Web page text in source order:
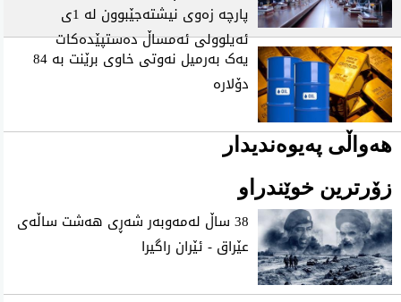
پارچە زەوی نیشتەجێبوون لە 1ی
ئەیلوولی ئەمساڵ دەستپێدەکات
یەک بەرمیل نەوتی خاوی برێنت بە 84
دۆلارە
هەواڵی پەیوەندیدار
زۆرترین خوێندراو
38 ساڵ‌ له‌مه‌وبه‌ر شه‌ڕی‌ هه‌شت ساڵه‌ی‌
عێراق - ئێران راگیرا